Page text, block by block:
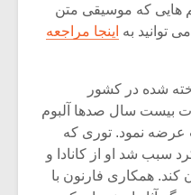
هایی که موسیقی متن
توانید به اینجا مراجعه
شده در کشور
بیست سال صدها آلبوم
عرضه نمود. توری که
سبب شد او از کانادا و
کند. همکاری فارنون با